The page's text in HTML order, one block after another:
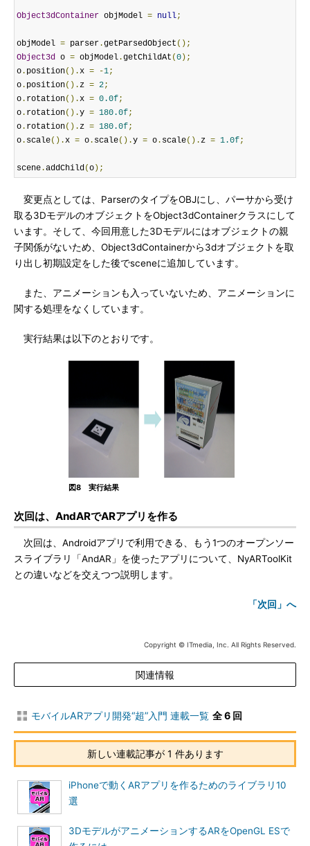
Object3dContainer objModel = null;
objModel = parser.getParsedObject ();
Object3d o = objModel.getChildAt (0 );
o. position().x = -1;
o. position().z = 2;
o. rotation().x = 0.0f;
o. rotation().y = 180.0f;
o. rotation().z = 180.0f;
o. scale().x = o. scale().y = o. scale().z = 1.0f;
scene.addChild(o );
変更点としては、ParserのタイプをOBJにし、パーサから受け
取る3DモデルのオブジェクトをObject3dContainerクラスにして
います。そして、今回用意した3Dモデルにはオブジェクトの親
子関係がないため、Object3dContainerから3dオブジェクトを取
り出し初期設定をした後でsceneに追加しています。
また、アニメーションも入っていないため、アニメーションに
関する処理をなくしています。
実行結果は以下のとおりです。
図8 実行結果
次回は、AndARでARアプリを作る
次回は、Androidアプリで利用できる、もう1つのオープンソー
スライブラリ「AndAR」を使ったアプリについて、NyARToolKit
との違いなどを交えつつ説明します。
「次回」へ
Copyright © ITmedia, Inc. All Rights Reserved.
関連情報
モバイルARアプリ開発“超”入門 連載一覧 全 6 回
新しい連載記事が 1 件あります
iPhoneで動くARアプリを作るためのライブラリ10
選
3DモデルがアニメーションするARをOpenGL ESで